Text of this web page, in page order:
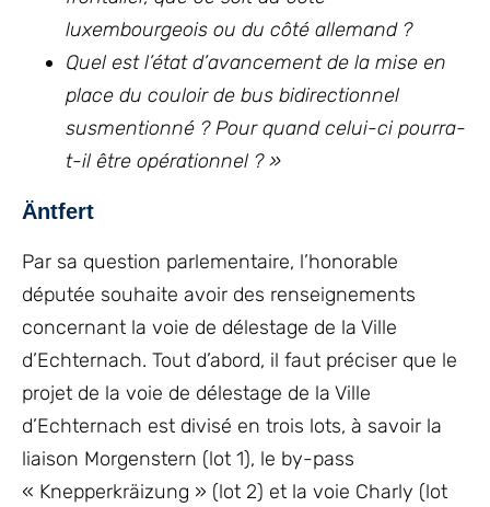
luxembourgeois ou du côté allemand ?
Quel est l’état d’avancement de la mise en
place du couloir de bus bidirectionnel
susmentionné ? Pour quand celui-ci pourra-
t-il être opérationnel ? »
Äntfert
Par sa question parlementaire, l’honorable
députée souhaite avoir des renseignements
concernant la voie de délestage de la Ville
d’Echternach. Tout d’abord, il faut préciser que le
projet de la voie de délestage de la Ville
d’Echternach est divisé en trois lots, à savoir la
liaison Morgenstern (lot 1), le by-pass
« Knepperkräizung » (lot 2) et la voie Charly (lot